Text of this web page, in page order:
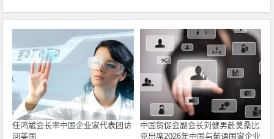
任鸿斌会长率中国企业家代表团访
问美国
中国贸促会副会长刘健男赴莫桑比
克出席2026年中国与葡语国家企业